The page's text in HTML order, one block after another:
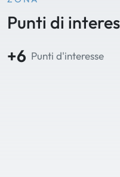
Punti di
+6 Punti d'interesse